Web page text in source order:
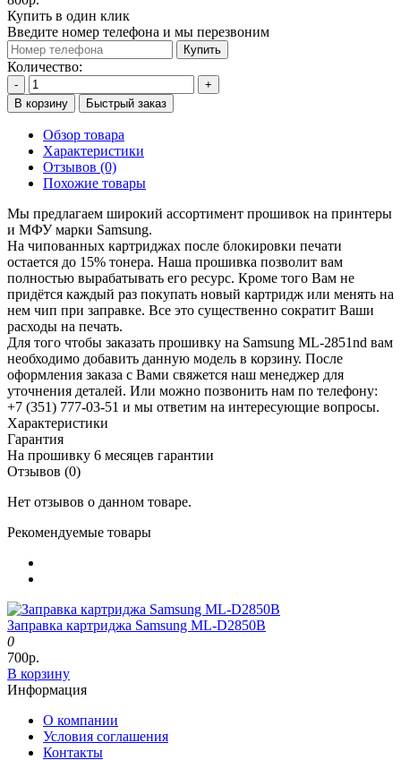
Купить в один клик
Введите номер телефона и мы перезвоним
Купить
Количество:
-
+
В корзину
Быстрый заказ
Обзор товара
Характеристики
Отзывов (0)
Похожие товары
Мы предлагаем широкий ассортимент прошивок на принтеры
и МФУ марки Samsung.
На чипованных картриджах после блокировки печати
остается до 15% тонера. Наша прошивка позволит вам
полностью вырабатывать его ресурс. Кроме того Вам не
придётся каждый раз покупать новый картридж или менять на
нем чип при заправке. Все это существенно сократит Ваши
расходы на печать.
Для того чтобы заказать прошивку на Samsung ML-2851nd вам
необходимо добавить данную модель в корзину. После
оформления заказа с Вами свяжется наш менеджер для
уточнения деталей. Или можно позвонить нам по телефону:
+7 (351) 777-03-51 и мы ответим на интересующие вопросы.
Характеристики
Гарантия
На прошивку 6 месяцев гарантии
Отзывов (0)
Нет отзывов о данном товаре.
Рекомендуемые товары
Заправка картриджа Samsung ML-D2850B
0
700р.
В корзину
Информация
О компании
Условия соглашения
Контакты